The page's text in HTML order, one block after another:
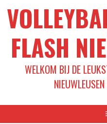
FLASH
WELKOM BIJ DE